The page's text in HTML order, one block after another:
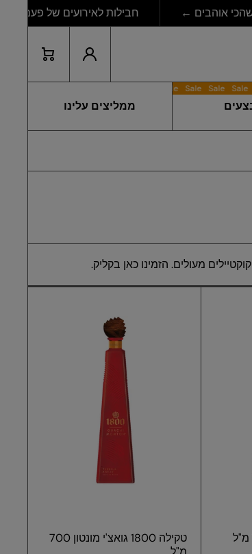
חבילות לאירועים של פעם בחיים
התחבר
ות
עגלת
קניות
Sale
Sale
Sale
ממליצים עלינו
טקילה 1800 גואצ'י מונטון 700